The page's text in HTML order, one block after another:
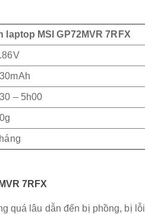
laptop MSI GP72MVR 7RFX
– 5h00
7RFX
quá lâu dẫn đến bị phồng, bị lỗi